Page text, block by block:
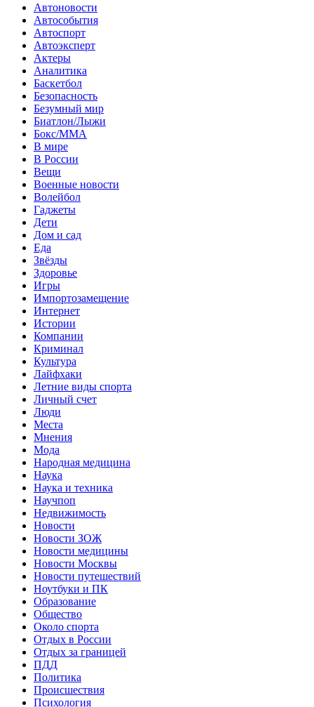
Автоновости
Автособытия
Автоспорт
Автоэксперт
Актеры
Аналитика
Баскетбол
Безопасность
Безумный мир
Биатлон/Лыжи
Бокс/MMA
В мире
В России
Вещи
Военные новости
Волейбол
Гаджеты
Дети
Дом и сад
Еда
Звёзды
Здоровье
Игры
Импортозамещение
Интернет
Истории
Компании
Криминал
Культура
Лайфхаки
Летние виды спорта
Личный счет
Люди
Места
Мнения
Мода
Народная медицина
Наука
Наука и техника
Научпоп
Недвижимость
Новости
Новости ЗОЖ
Новости медицины
Новости Москвы
Новости путешествий
Ноутбуки и ПК
Образование
Общество
Около спорта
Отдых в России
Отдых за границей
ПДД
Политика
Происшествия
Психология